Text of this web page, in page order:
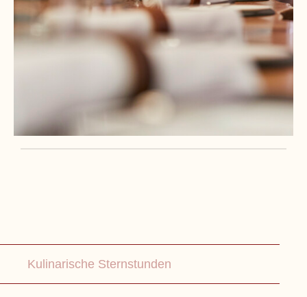
Mehr erfahren
Kulinarische Sternstunden